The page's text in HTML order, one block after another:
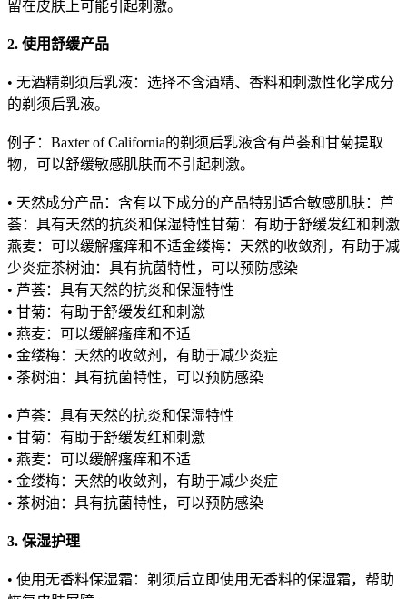
留在皮肤上可能引起刺激。
2. 使用舒缓产品
• 无酒精剃须后乳液：选择不含酒精、香料和刺激性化学成分
的剃须后乳液。
例子：Baxter of California的剃须后乳液含有芦荟和甘菊提取
物，可以舒缓敏感肌肤而不引起刺激。
• 天然成分产品：含有以下成分的产品特别适合敏感肌肤：芦
荟：具有天然的抗炎和保湿特性甘菊：有助于舒缓发红和刺激
燕麦：可以缓解瘙痒和不适金缕梅：天然的收敛剂，有助于减
少炎症茶树油：具有抗菌特性，可以预防感染
• 芦荟：具有天然的抗炎和保湿特性
• 甘菊：有助于舒缓发红和刺激
• 燕麦：可以缓解瘙痒和不适
• 金缕梅：天然的收敛剂，有助于减少炎症
• 茶树油：具有抗菌特性，可以预防感染
• 芦荟：具有天然的抗炎和保湿特性
• 甘菊：有助于舒缓发红和刺激
• 燕麦：可以缓解瘙痒和不适
• 金缕梅：天然的收敛剂，有助于减少炎症
• 茶树油：具有抗菌特性，可以预防感染
3. 保湿护理
• 使用无香料保湿霜：剃须后立即使用无香料的保湿霜，帮助